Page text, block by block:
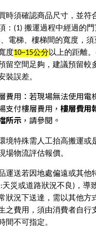
時須確認商品尺寸，並符
： (1) 搬運過程中經過的門
、電梯、樓梯間的寬度，
度10~15公分 以上的距離。
留空間足夠，建議預留較
裝誤差。
費用：若現場無法使用電
支付樓層費用， 樓層費用
所示 ，請參閱。
境特殊需人工抬高搬運或
場物流評估報價。
運送若因地處偏遠或其他
:天災或道路狀況不良 ) ，導
狀況下送達，需以其他方
之費用，須由消費者自行
間不可指定。